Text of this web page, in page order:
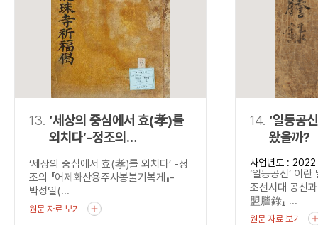
13. ‘세상의 중심에서 효(孝)를
외치다’-정조의
『어제화산용주사봉불기복게
』-
‘세상의 중심에서 효(孝)를 외치다’ -정
조의 『어제화산용주사봉불기복게』-
박성일(...
원문 자료 보기
14. ‘일등공
왔을까?
사업년도 : 2022
‘일등공신’ 이
조선시대 공신
盟謄錄』 ...
원문 자료 보기